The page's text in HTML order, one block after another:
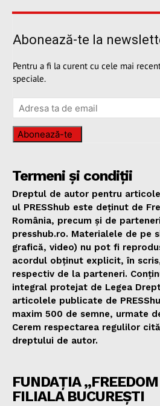
Abonează-te la
Pentru a fi la curent cu cele mai
speciale.
Abonează-te
Termeni și condiții
Dreptul de autor pentru
ul PRESShub este deținut de
România, precum și de
presshub.ro. Materialele de
grafică, video) nu pot fi
acordul obținut explicit, în scris,
respectiv de la parteneri.
integral protejat de Legea
articolele publicate de
maxim 500 de semne, urmate
Cerem respectarea regulilor
dreptului de autor.
FUNDAȚIA
FILIALA BUCUREȘTI